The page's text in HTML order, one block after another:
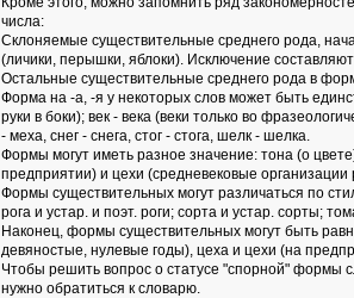
числа:
Склоняемые существительные среднего рода,
(личики, перышки, яблоки). Исключение
Остальные существительные среднего рода в
Форма на -а, -я у некоторых слов может быть
руки в боки); век - века (веки только во
- меха, снег - снега, стог - стога, шелк - шелка.
Формы могут иметь разное значение: тона (о
предприятии) и цехи (средневековые организации
Формы существительных могут различаться по
рога и устар. и поэт. роги; сорта и устар. сорты;
Наконец, формы существительных могут быть
девяностые, нулевые годы), цеха и цехи (на
Чтобы решить вопрос о статусе "спорной" формы
нужно обратиться к словарю.